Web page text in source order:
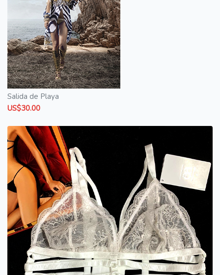
Salida de Playa
US$30.00